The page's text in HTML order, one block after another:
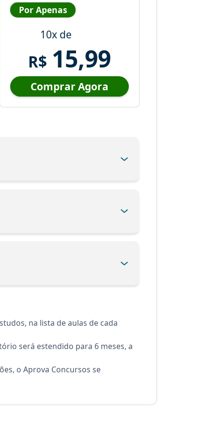
Por Apenas
10x de
R$ 15,99
Comprar Agora
na lista de aulas de cada
será estendido para 6 meses, a
o Aprova Concursos se